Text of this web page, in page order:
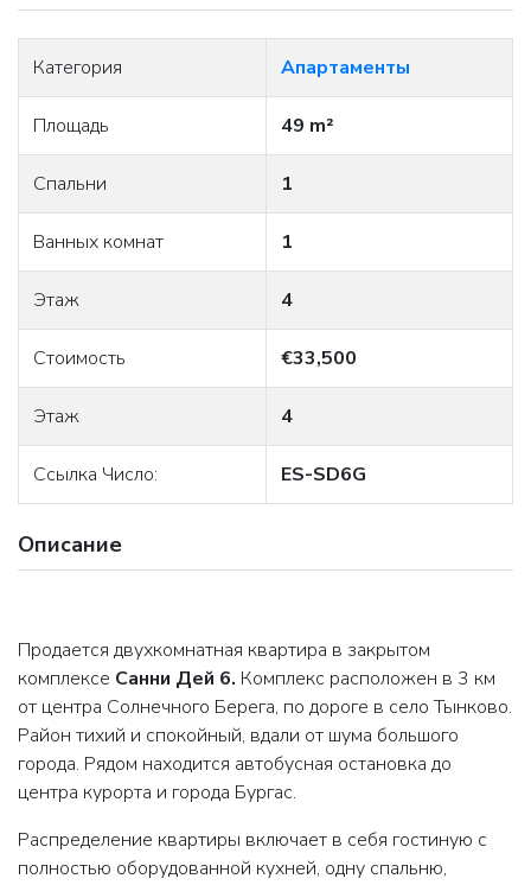
Категория Апартаменты
Площадь 49 m²
Спальни 1
Ванных комнат 1
Этаж 4
Стоимость €33,500
Этаж 4
Ссылка Число: ES-SD6G
Описание
Продается двухкомнатная квартира в закрытом
комплексе Санни Дей 6. Комплекс расположен в 3 км
от центра Солнечного Берега, по дороге в село Тынково.
Район тихий и спокойный, вдали от шума большого
города. Рядом находится автобусная остановка до
центра курорта и города Бургас.
Распределение квартиры включает в себя гостиную с
полностью оборудованной кухней, одну спальню,